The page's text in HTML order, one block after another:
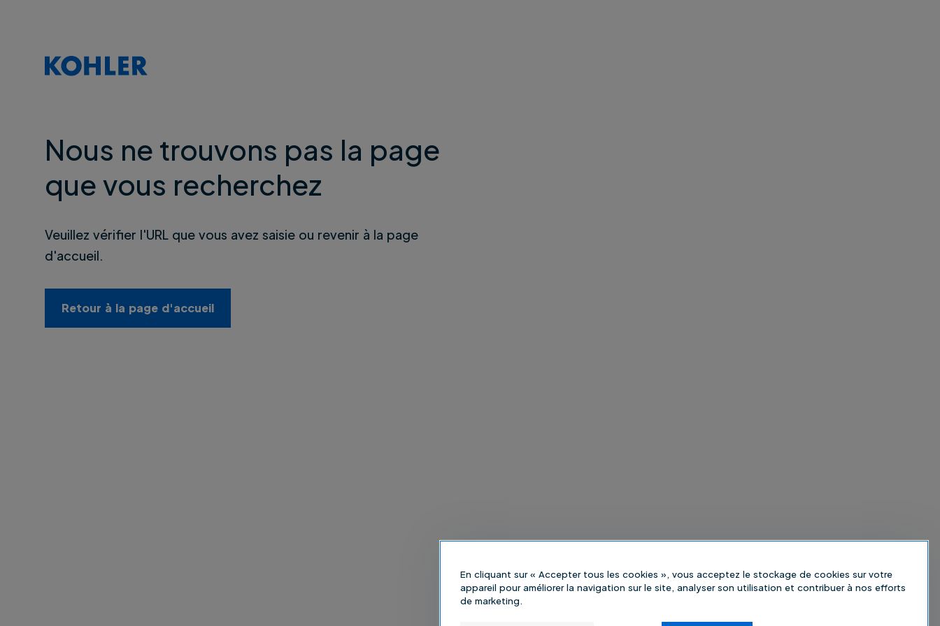
Nous ne trouvons pas la page
que vous recherchez
Veuillez vérifier l'URL que vous avez saisie ou revenir à la page
d'accueil.
Retour à la page d'accueil
En cliquant sur « Accepter tous les cookies », vous acceptez le stockage de cookies sur votre
appareil pour améliorer la navigation sur le site, analyser son utilisation et contribuer à nos efforts
de marketing.